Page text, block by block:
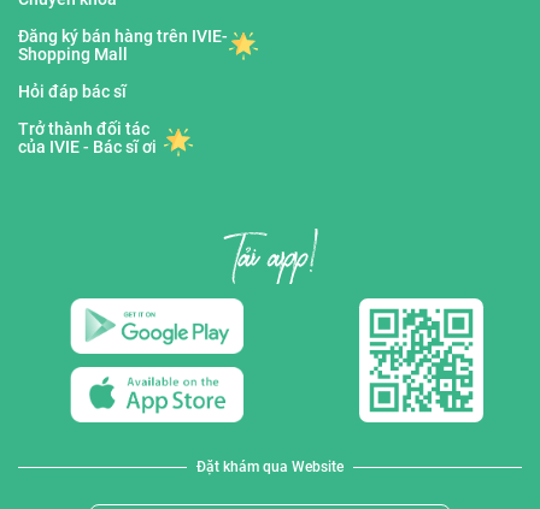
Đăng ký bán hàng trên IVIE-
Shopping Mall
Hỏi đáp bác sĩ
Trở thành đối tác
của IVIE - Bác sĩ ơi
Đặt khám qua Website